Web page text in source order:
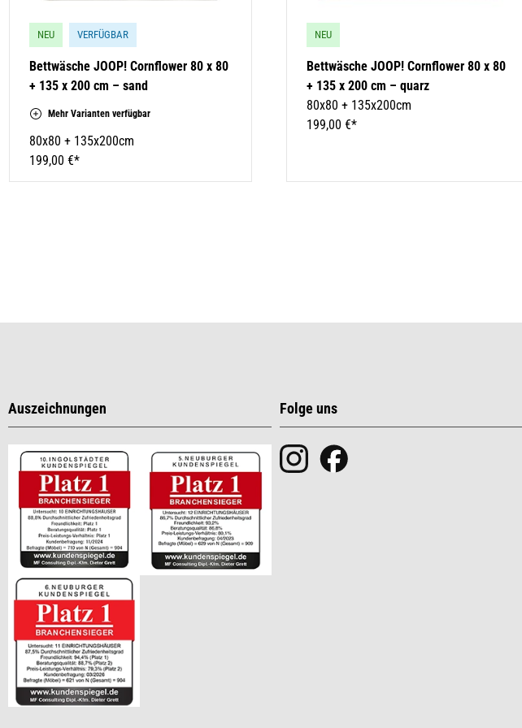
NEU VERFÜGBAR
Bettwäsche JOOP! Cornflower 80 x 80
+ 135 x 200 cm – sand
Mehr Varianten verfügbar
80x80 + 135x200cm
199,00 €*
NEU
Bettwäsche JOOP! Cornflower 80 x 80
+ 135 x 200 cm – quarz
80x80 + 135x200cm
199,00 €*
Auszeichnungen Folge uns